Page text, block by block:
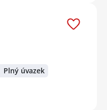
Plný úvazek